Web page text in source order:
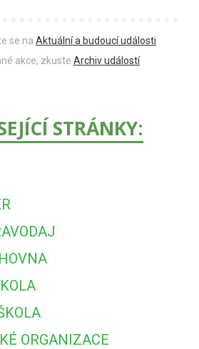
se na Aktuální a budoucí události
akce, zkuste Archiv událostí
STRÁNKY:
ORGANIZACE